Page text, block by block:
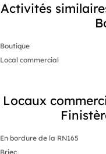
Activités
Boutique
Local commercial
Locaux
En bordure de la RN165
Briec